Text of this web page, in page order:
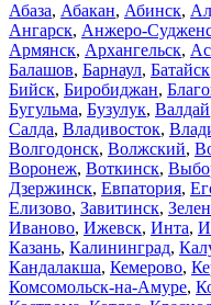
Абаза, Абакан, Абинск,
Ангарск, Анжеро-
Армянск, Архангельск,
Балашов, Барнаул, Батайск
Бийск, Биробиджан,
Бугульма, Бузулук, Валдай
Салда, Владивосток,
Волгодонск, Волжский,
Воронеж, Воткинск,
Дзержинск, Евпатория,
Елизово, Завитинск,
Иваново, Ижевск, Инта,
Казань, Калининград,
Кандалакша, Кемерово,
Комсомольск-на-Амуре,